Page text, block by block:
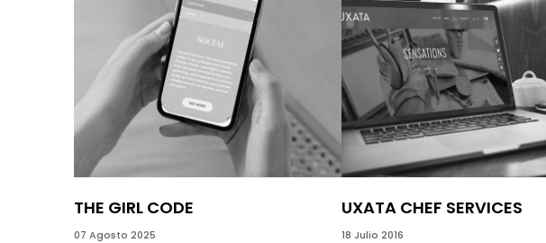
THE GIRL CODE
07 Agosto 2025
UXATA CHEF SERVICES
18 Julio 2016